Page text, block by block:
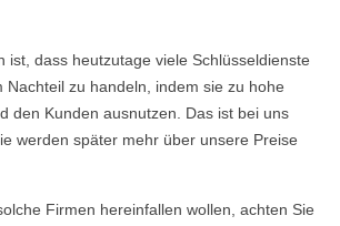
ist, dass heutzutage viele Schlüsseldienste
Nachteil zu handeln, indem sie zu hohe
den Kunden ausnutzen. Das ist bei uns
werden später mehr über unsere Preise
Firmen hereinfallen wollen, achten Sie